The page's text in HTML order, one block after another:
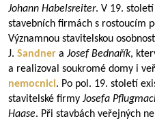
Johann Habelsreiter. V 19.
stavebních firmách s rostoucím
Významnou stavitelskou
J. Sandner a Josef Bednařík,
a realizoval soukromé domy i
nemocnici. Po pol. 19. století
stavitelské firmy Josefa
Haase. Při stavbách veřejných